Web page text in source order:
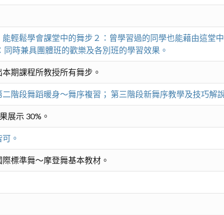
輕鬆學會課堂中的舞步２：曾學習過的同學也能藉由這堂
時兼具團體班的歡樂及各別班的學習效果。
期課程所教授所有舞步。
階段舞蹈暖身～舞序複習； 第三階段新舞序教學及技巧解
展示 30%。
。
標準舞～摩登舞基本教材。